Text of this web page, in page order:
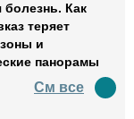
болезнь. Как
теряет
и
панорамы
См все